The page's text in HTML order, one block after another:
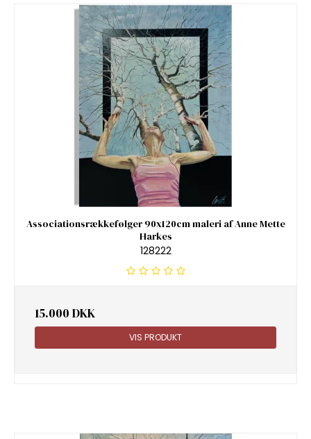
Associationsrækkefølger 90x120cm maleri af Anne Mette
Harkes
128222
15.000 DKK
VIS PRODUKT